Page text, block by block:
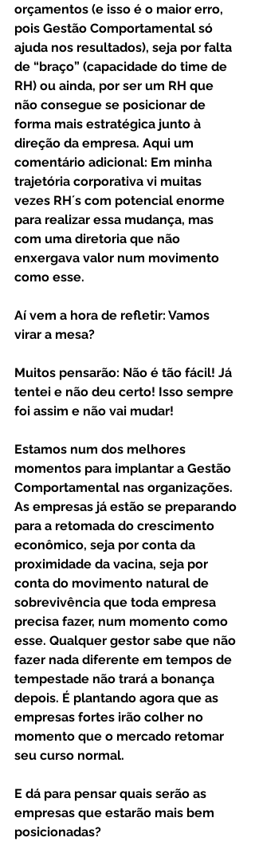
orçamentos (e isso é o maior erro,
pois Gestão Comportamental só
ajuda nos resultados), seja por falta
de “braço” (capacidade do time de
RH) ou ainda, por ser um RH que
não consegue se posicionar de
forma mais estratégica junto à
direção da empresa. Aqui um
comentário adicional: Em minha
trajetória corporativa vi muitas
vezes RH´s com potencial enorme
para realizar essa mudança, mas
com uma diretoria que não
enxergava valor num movimento
como esse.
Aí vem a hora de refletir: Vamos
virar a mesa?
Muitos pensarão: Não é tão fácil! Já
tentei e não deu certo! Isso sempre
foi assim e não vai mudar!
Estamos num dos melhores
momentos para implantar a Gestão
Comportamental nas organizações.
As empresas já estão se preparando
para a retomada do crescimento
econômico, seja por conta da
proximidade da vacina, seja por
conta do movimento natural de
sobrevivência que toda empresa
precisa fazer, num momento como
esse. Qualquer gestor sabe que não
fazer nada diferente em tempos de
tempestade não trará a bonança
depois. É plantando agora que as
empresas fortes irão colher no
momento que o mercado retomar
seu curso normal.
E dá para pensar quais serão as
empresas que estarão mais bem
posicionadas?